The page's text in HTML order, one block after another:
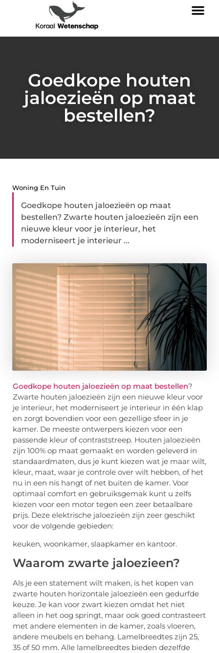
Goedkope houten
jaloezieën op maat
bestellen?
Woning En Tuin
Goedkope houten jaloezieën op maat
bestellen? Zwarte houten jaloezieën zijn een
nieuwe kleur voor je interieur, het
moderniseert je interieur ...
Goedkope houten jaloezieën op maat bestellen?
Zwarte houten jaloezieën zijn een nieuwe kleur voor
je interieur, het moderniseert je interieur in één klap
en zorgt bovendien voor een gezellige sfeer in je
kamer. De meeste ontwerpers kiezen voor een
passende kleur of contraststreep. Houten jaloezieën
zijn 100% op maat gemaakt en worden geleverd in
standaardmaten, dus je kunt kiezen wat je maar wilt,
kleur, maat, waar je controle over wilt hebben, of het
nu in een nis hangt of net buiten de kamer. Voor
optimaal comfort en gebruiksgemak kunt u zelfs
kiezen voor een motor tegen een zeer betaalbare
prijs. Deze elektrische jaloezieën zijn zeer geschikt
voor de volgende gebieden:
keuken, woonkamer, slaapkamer en kantoor.
Waarom zwarte jaloezieen?
Als je een statement wilt maken, is het kopen van
zwarte houten horizontale jaloezieën een gedurfde
keuze. Je kan voor zwart kiezen omdat het niet
alleen in het oog springt, maar ook goed contrasteert
met andere elementen in de kamer, zoals vloeren,
andere meubels en behang. Lamelbreedtes zijn 25,
35 of 50 mm. Alle lamelbreedtes bieden dezelfde